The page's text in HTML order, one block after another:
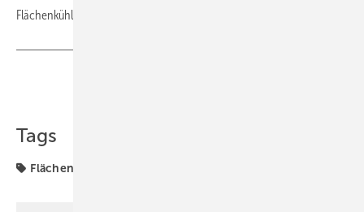
Flächenkühlungen zu forcieren.“ Quelle:
Tags
Flächenheizung